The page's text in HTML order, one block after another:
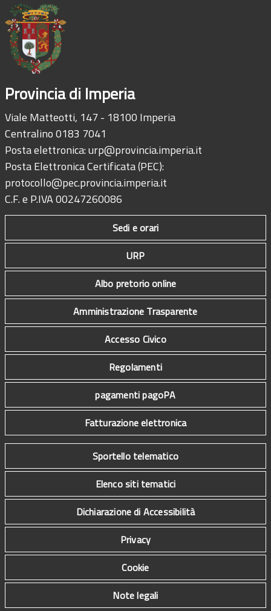
Provincia di Imperia
Viale Matteotti, 147 - 18100 Imperia
Centralino 0183 7041
Posta elettronica:urp@provincia.imperia.it
Posta Elettronica Certificata (PEC):
protocollo@pec.provincia.imperia.it
C.F. e P.IVA 00247260086
Sedi e orari
URP
Albo pretorio online
Amministrazione Trasparente
Accesso Civico
Regolamenti
pagamenti pagoPA
Fatturazione elettronica
Sportello telematico
Elenco siti tematici
Dichiarazione di Accessibilità
Privacy
Cookie
Note legali